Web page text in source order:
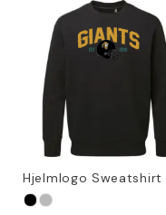
Hjelmlogo Sweatshirt